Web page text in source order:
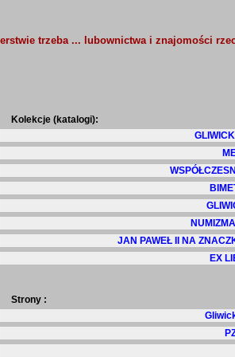
trzeba ... lubownictwa i znajomości
Kolekcje (katalogi):
JAN PAWEŁ II NA
EX
Strony :